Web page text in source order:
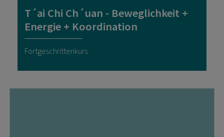
T´ai Chi Ch´uan - Beweglichkeit +
Energie + Koordination
Fortgeschrittenkurs